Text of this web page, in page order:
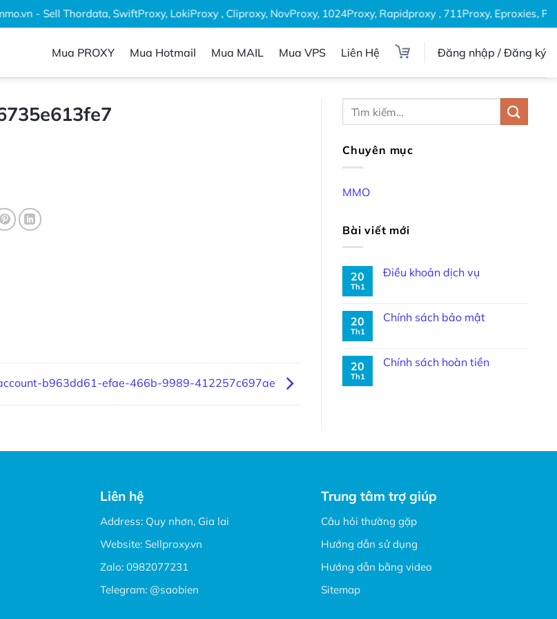
- Sell Thordata, SwiftProxy, LokiProxy , Cliproxy, NovProxy, 1024Proxy, Rapidproxy , 711Proxy, Eproxies,
Mua PROXY Mua Hotmail Mua MAIL Mua VPS Liên Hệ Đăng nhập / Đăng ký
b963dd61-efae-466b-9989-412257c697ae
Chuyên mục
MMO
Bài viết mới
20
Th1
Điều khoản dịch vụ
20
Th1
Chính sách bảo mật
20
Th1
Chính sách hoàn tiền
Liên hệ
Address: Quy nhơn, Gia lai
Website: Sellproxy.vn
Zalo: 0982077231
Telegram: @saobien
Trung tâm trợ giúp
Câu hỏi thường gặp
Hướng dẫn sử dụng
Hướng dẫn bằng video
Sitemap